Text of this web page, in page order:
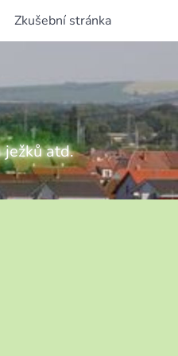
Zkušební stránka
ježků atd.